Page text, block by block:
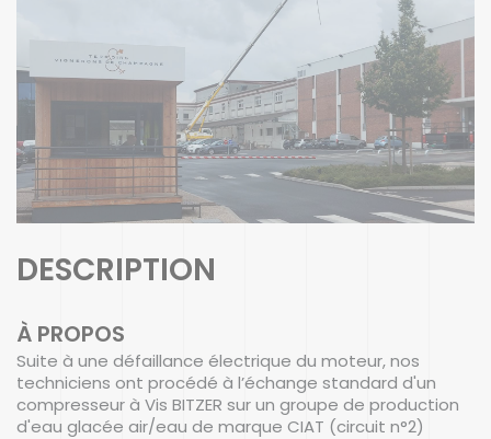
DESCRIPTION
À PROPOS
Suite à une défaillance électrique du moteur, nos
techniciens ont procédé à l’échange standard d'un
compresseur à Vis BITZER sur un groupe de production
d'eau glacée air/eau de marque CIAT (circuit n°2)